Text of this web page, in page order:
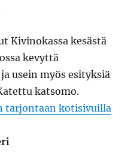
Kivinokassa kesästä
kevyttä
usein myös esityksiä
katsomo.
tarjontaan kotisivuilla